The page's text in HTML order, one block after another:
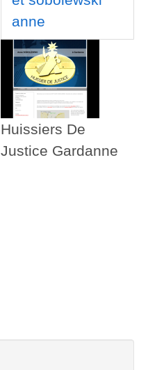
anne
Huissiers De
Justice Gardanne